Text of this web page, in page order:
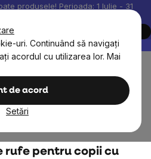
uri. Continuând să navigați
acordul cu utilizarea lor. Mai
de acord
Setări
produsele! Perioada: 1 Iulie - 31
acum
Produsele noastre sunt
Coş
de
rufe pentru copii cu